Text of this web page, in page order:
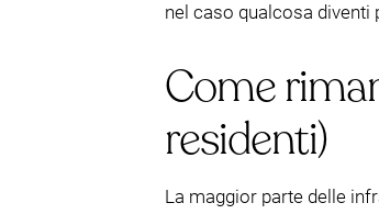
nel caso qualcosa diventi
Come
residenti)
La maggior parte delle